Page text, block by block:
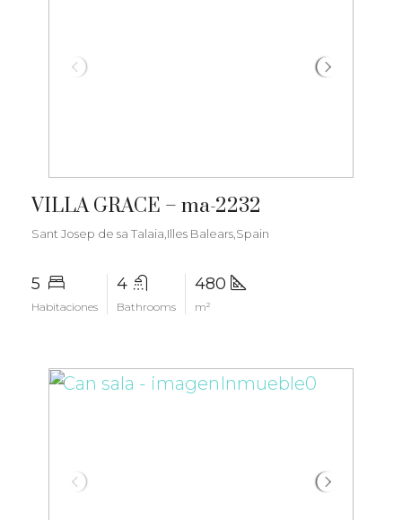
VILLA GRACE – ma-2232
Sant Josep de sa Talaia,Illes Balears,Spain
5
Habitaciones
4
Bathrooms
480
m²